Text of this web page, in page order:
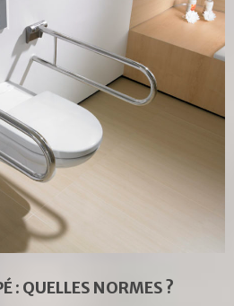
: QUELLES NORMES ?